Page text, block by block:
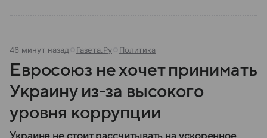
46 минут назад Газета.Ру Политика
Евросоюз не хочет принимать
Украину из-за высокого
уровня коррупции